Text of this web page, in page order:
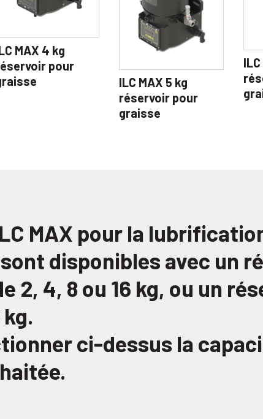
MAX 4 kg
pour
ILC MAX 5 kg
réservoir pour
graisse
MAX pour la
disponibles avec un
2, 4, 8 ou 16 kg, ou un
ci-dessus la